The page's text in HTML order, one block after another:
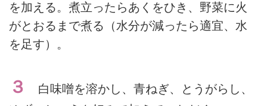
を加える。煮立ったらあくをひき、野菜に火
がとおるまで煮る（水分が減ったら適宜、水
を足す）。
３
白味噌を溶かし、青ねぎ、とうがらし、